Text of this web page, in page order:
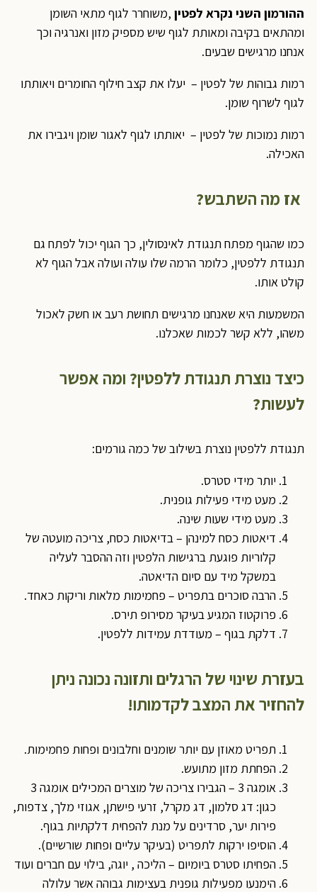
ההורמון השני נקרא לפטין,משוחרר לגוף מתאי השומן
ומהתאים בקיבה ומאותת לגוף שיש מספיק מזון ואנרגיה וכך
אנחנו מרגישים שבעים.
רמות גבוהות של לפטין – יעלו את קצב חילוף החומרים ויאותתו
לגוף לשרוף שומן.
רמות נמוכות של לפטין – יאותתו לגוף לאגור שומן ויגבירו את
האכילה.
אז מה השתבש?
כמו שהגוף מפתח תנגודת לאינסולין, כך הגוף יכול לפתח גם
תנגודת ללפטין, כלומר הרמה שלו עולה ועולה אבל הגוף לא
קולט אותו.
המשמעות היא שאנחנו מרגישים תחושת רעב או חשק לאכול
משהו, ללא קשר לכמות שאכלנו.
כיצד נוצרת תנגודת ללפטין? ומה אפשר
לעשות?
תנגודת ללפטין נוצרת בשילוב של כמה גורמים:
יותר מידי סטרס.
מעט מידי פעילות גופנית.
מעט מידי שעות שינה.
דיאטות כסח למינהן – בדיאטות כסח, צריכה מועטה של
קלוריות פוגעת ברגישות הלפטין וזה ההסבר לעליה
במשקל מיד עם סיום הדיאטה.
הרבה סוכרים בתפריט – פחמימות מלאות וריקות כאחד.
פרוקטוז המגיע בעיקר מסירופ תירס.
דלקת בגוף – מעודדת עמידות ללפטין.
בעזרת שינוי של הרגלים ותזונה נכונה ניתן
להחזיר את המצב לקדמותו!
תפריט מאוזן עם יותר שומנים וחלבונים ופחות פחמימות.
הפחתת מזון מתועש.
אומגה 3 – הגבירו צריכה של מוצרים המכילים אומגה 3
כגון: דג סלמון, דג מקרל, זרעי פישתן, אגוזי מלך, צדפות,
פירות יער, סרדינים על מנת להפחית דלקתיות בגוף.
הוסיפו ירקות לתפריט (בעיקר עליים ופחות שורשיים).
הפחיתו סטרס ביומיום – הליכה , יוגה, בילוי עם חברים ועוד
הימנעו מפעילות גופנית בעצימות גבוהה אשר עלולה